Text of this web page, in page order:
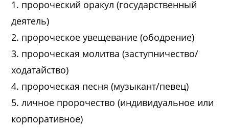
1. пророческий оракул (государственный
деятель)
2. пророческое увещевание (ободрение)
3. пророческая молитва (заступничество/
ходатайство)
4. пророческая песня (музыкант/певец)
5. личное пророчество (индивидуальное или
корпоративное)